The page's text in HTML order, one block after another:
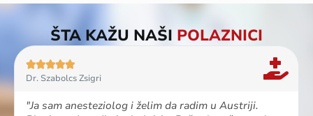
ŠTA KAŽU NAŠI POLAZNICI

Dr. Szabolcs Zsigri
"Ja sam anesteziolog i želim da radim u Austriji.